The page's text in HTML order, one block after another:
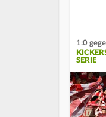
1:0
SERIE